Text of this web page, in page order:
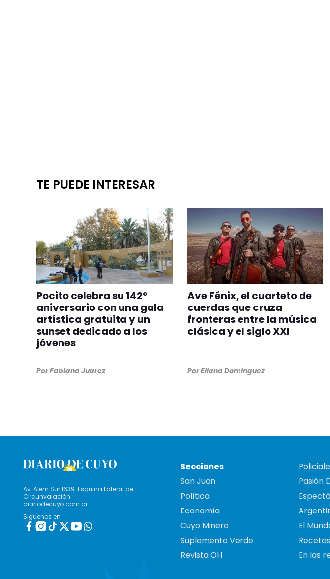
TE PUEDE INTERESAR
Pocito celebra su 142°
aniversario con una gala
artística gratuita y un
sunset dedicado a los
jóvenes
PorFabiana Juarez
Ave Fénix, el cuarteto de
cuerdas que cruza
fronteras entre la música
clásica y el siglo XXI
PorEliana Dominguez
Av. Alem Sur 1639. Esquina Lateral de
Circunvalación
diariodecuyo.com.ar
Siguenos en:
Secciones
San Juan
Política
Economía
Cuyo Minero
Suplemento Verde
Revista OH
Pasión
El
Recetas
En las